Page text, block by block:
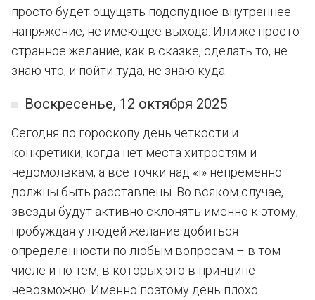
просто будет ощущать подспудное внутреннее
напряжение, не имеющее выхода. Или же просто
странное желание, как в сказке, сделать то, не
знаю что, и пойти туда, не знаю куда.
Воскресенье, 12 октября 2025
Сегодня по гороскопу день четкости и
конкретики, когда нет места хитростям и
недомолвкам, а все точки над «i» непременно
должны быть расставлены. Во всяком случае,
звезды будут активно склонять именно к этому,
пробуждая у людей желание добиться
определенности по любым вопросам – в том
числе и по тем, в которых это в принципе
невозможно. Именно поэтому день плохо